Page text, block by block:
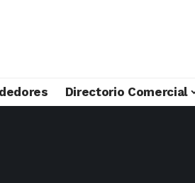
Directorio Comercial